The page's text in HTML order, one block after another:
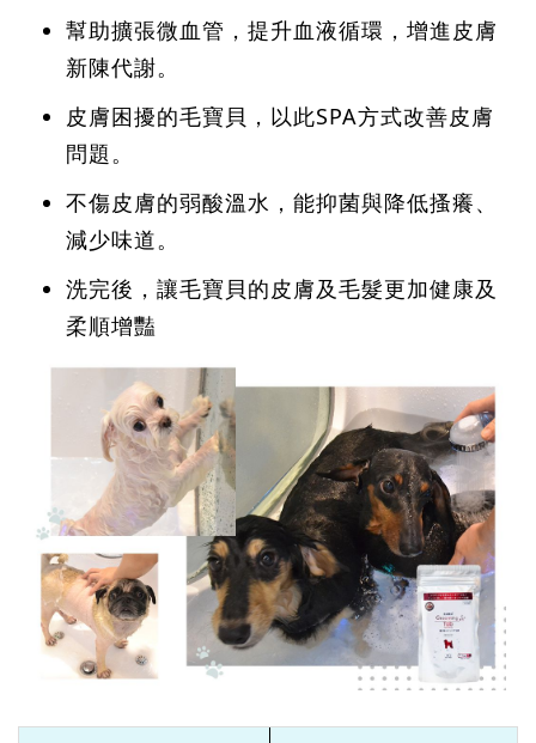
幫助擴張微血管，提升血液循環，增進皮膚
新陳代謝。
皮膚困擾的毛寶貝，以此SPA方式改善皮膚
問題。
不傷皮膚的弱酸溫水，能抑菌與降低搔癢、
減少味道。
洗完後，讓毛寶貝的皮膚及毛髮更加健康及
柔順增豔